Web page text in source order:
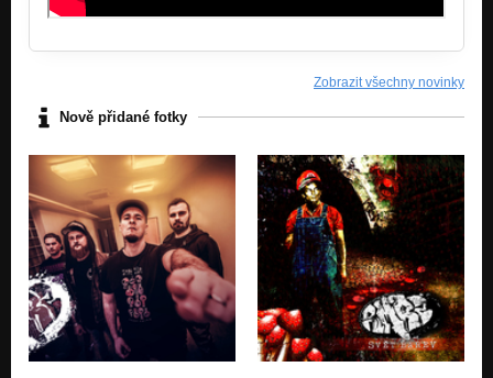
Zobrazit všechny novinky
Nově přidané fotky